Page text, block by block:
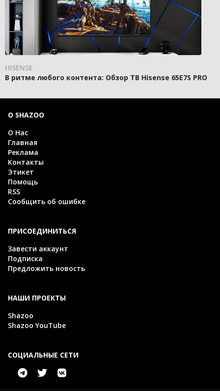
HISENSE
В ритме любого контента: Обзор ТВ Hisense 65E7S PRO
О SHAZOO
О Нас
Главная
Реклама
Контакты
Этикет
Помощь
RSS
Сообщить об ошибке
ПРИСОЕДИНИТЬСЯ
Завести аккаунт
Подписка
Предложить новость
НАШИ ПРОЕКТЫ
Shazoo
Shazoo YouTube
СОЦИАЛЬНЫЕ СЕТИ